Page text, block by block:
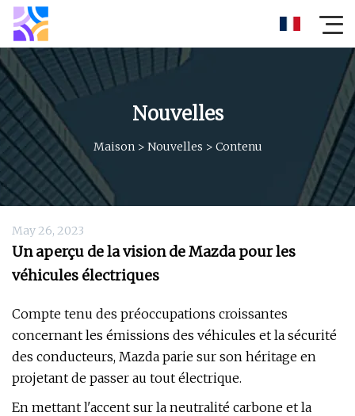
Nouvelles
Maison > Nouvelles > Contenu
May 26, 2023
Un aperçu de la vision de Mazda pour les
véhicules électriques
Compte tenu des préoccupations croissantes
concernant les émissions des véhicules et la sécurité
des conducteurs, Mazda parie sur son héritage en
projetant de passer au tout électrique.
En mettant l'accent sur la neutralité carbone et la